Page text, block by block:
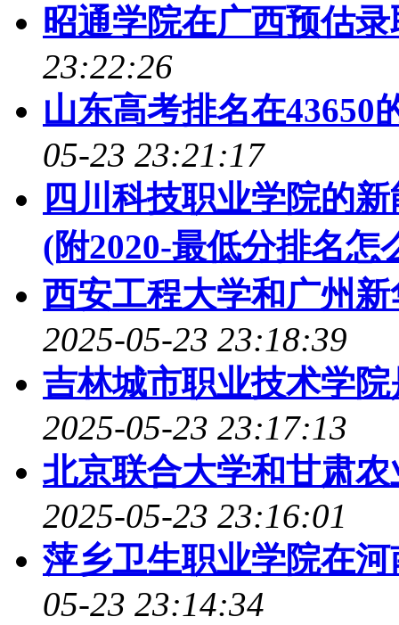
昭通学院在广西预估
23:22:26
山东高考排名在43650
05-23 23:21:17
四川科技职业学院的
(附2020-最低分排名怎
西安工程大学和广州
2025-05-23 23:18:39
吉林城市职业技术学院
2025-05-23 23:17:13
北京联合大学和甘肃
2025-05-23 23:16:01
萍乡卫生职业学院在
05-23 23:14:34